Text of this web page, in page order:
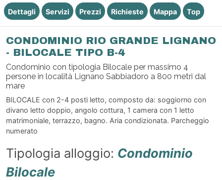
CONDOMINIO RIO GRANDE LIGNANO
- BILOCALE TIPO B-4
Condominio con tipologia Bilocale per massimo 4
persone in località Lignano Sabbiadoro a 800 metri dal
mare
BILOCALE con 2-4 posti letto, composto da: soggiorno con
divano letto doppio, angolo cottura, 1 camera con 1 letto
matrimoniale, terrazzo, bagno. Aria condizionata. Parcheggio
numerato
Dettagli Servizi Prezzi Richieste Mappa Top
Tipologia alloggio: Condominio
Bilocale